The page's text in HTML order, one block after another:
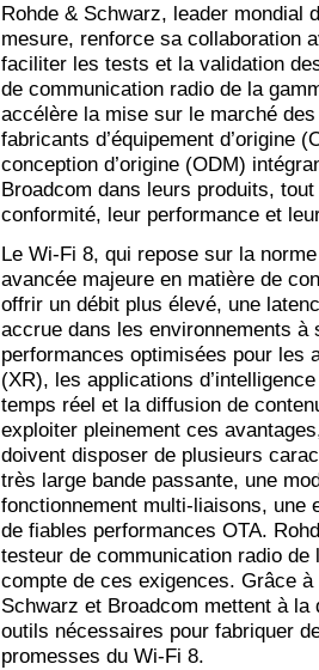
Rohde & Schwarz, leader mondial
mesure, renforce sa collaboration
faciliter les tests et la validation
de communication radio de la
accélère la mise sur le marché
fabricants d’équipement d’origine
conception d’origine (ODM)
Broadcom dans leurs produits,
conformité, leur performance et
Le Wi-Fi 8, qui repose sur la
avancée majeure en matière de
offrir un débit plus élevé, une
accrue dans les environnements à
performances optimisées pour les
(XR), les applications
temps réel et la diffusion de
exploiter pleinement ces
doivent disposer de plusieurs
très large bande passante, une
fonctionnement multi-liaisons, une
de fiables performances OTA.
testeur de communication radio de
compte de ces exigences. Grâce
Schwarz et Broadcom mettent à
outils nécessaires pour fabriquer
promesses du Wi-Fi 8.